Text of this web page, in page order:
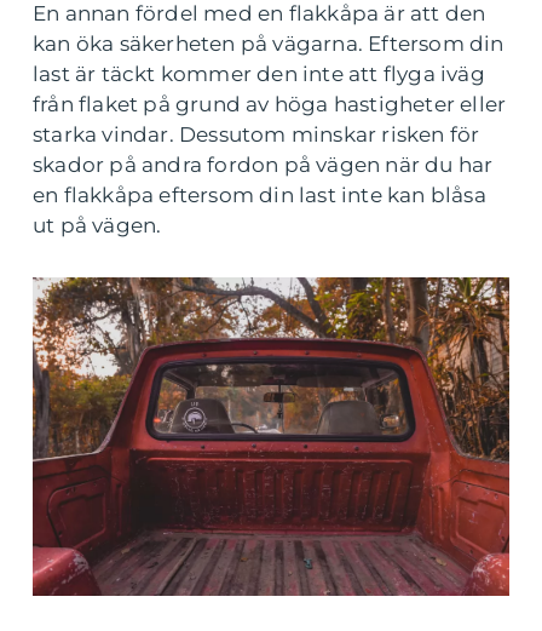
En annan fördel med en flakkåpa är att den
kan öka säkerheten på vägarna. Eftersom din
last är täckt kommer den inte att flyga iväg
från flaket på grund av höga hastigheter eller
starka vindar. Dessutom minskar risken för
skador på andra fordon på vägen när du har
en flakkåpa eftersom din last inte kan blåsa
ut på vägen.